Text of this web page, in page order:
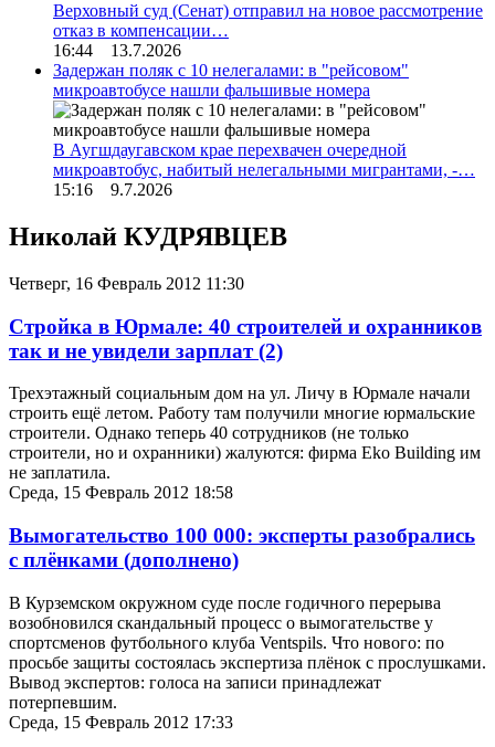
Верховный суд (Сенат) отправил на новое рассмотрение
отказ в компенсации…
16:44 13.7.2026
Задержан поляк с 10 нелегалами: в "рейсовом"
микроавтобусе нашли фальшивые номера
В Аугшдаугавском крае перехвачен очередной
микроавтобус, набитый нелегальными мигрантами, -…
15:16 9.7.2026
Николай КУДРЯВЦЕВ
Четверг, 16 Февраль 2012 11:30
Стройка в Юрмале: 40 строителей и охранников
так и не увидели зарплат(2)
Трехэтажный социальным дом на ул. Личу в Юрмале начали
строить ещё летом. Работу там получили многие юрмальские
строители. Однако теперь 40 сотрудников (не только
строители, но и охранники) жалуются: фирма Eko Building им
не заплатила.
Среда, 15 Февраль 2012 18:58
Вымогательство 100 000: эксперты разобрались
с плёнками (дополнено)
В Курземском окружном суде после годичного перерыва
возобновился скандальный процесс о вымогательстве у
спортсменов футбольного клуба Ventspils. Что нового: по
просьбе защиты состоялась экспертиза плёнок с прослушками.
Вывод экспертов: голоса на записи принадлежат
потерпевшим.
Среда, 15 Февраль 2012 17:33